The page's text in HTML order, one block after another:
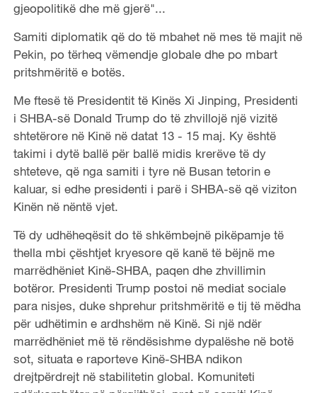
gjeopolitikë dhe më gjerë"...
Samiti diplomatik që do të mbahet në mes të majit në
Pekin, po tërheq vëmendje globale dhe po mbart
pritshmëritë e botës.
Me ftesë të Presidentit të Kinës Xi Jinping, Presidenti
i SHBA-së Donald Trump do të zhvillojë një vizitë
shtetërore në Kinë në datat 13 - 15 maj. Ky është
takimi i dytë ballë për ballë midis krerëve të dy
shteteve, që nga samiti i tyre në Busan tetorin e
kaluar, si edhe presidenti i parë i SHBA-së që viziton
Kinën në nëntë vjet.
Të dy udhëheqësit do të shkëmbejnë pikëpamje të
thella mbi çështjet kryesore që kanë të bëjnë me
marrëdhëniet Kinë-SHBA, paqen dhe zhvillimin
botëror. Presidenti Trump postoi në mediat sociale
para nisjes, duke shprehur pritshmëritë e tij të mëdha
për udhëtimin e ardhshëm në Kinë. Si një ndër
marrëdhëniet më të rëndësishme dypalëshe në botë
sot, situata e raporteve Kinë-SHBA ndikon
drejtpërdrejt në stabilitetin global. Komuniteti